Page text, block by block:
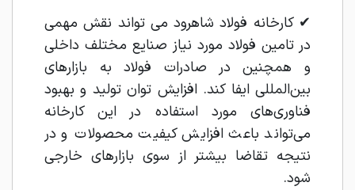
✔ کارخانه فولاد شاهرود می تواند نقش مهمی
در تامین فولاد مورد نیاز صنایع مختلف داخلی
و همچنین در صادرات فولاد به بازارهای
بین‌المللی ایفا کند. افزایش توان تولید و بهبود
فناوری‌های مورد استفاده در این کارخانه
می‌تواند باعث افزایش کیفیت محصولات و در
نتیجه تقاضا بیشتر از سوی بازارهای خارجی
شود.